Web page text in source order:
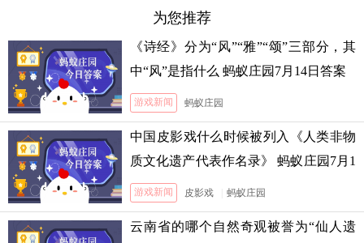
为您推荐
《诗经》分为“风”“雅”“颂”三部分，其
中“风”是指什么 蚂蚁庄园7月14日答案
游戏新闻 蚂蚁庄园
中国皮影戏什么时候被列入《人类非物
质文化遗产代表作名录》 蚂蚁庄园7月1
3日答案
游戏新闻 皮影戏 蚂蚁庄园
云南省的哪个自然奇观被誉为“仙人遗